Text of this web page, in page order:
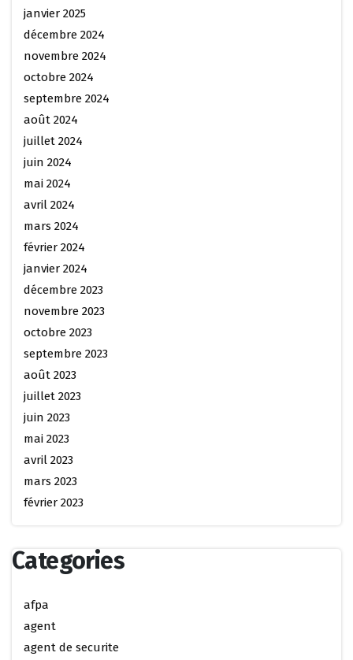
janvier 2025
décembre 2024
novembre 2024
octobre 2024
septembre 2024
août 2024
juillet 2024
juin 2024
mai 2024
avril 2024
mars 2024
février 2024
janvier 2024
décembre 2023
novembre 2023
octobre 2023
septembre 2023
août 2023
juillet 2023
juin 2023
mai 2023
avril 2023
mars 2023
février 2023
Categories
afpa
agent
agent de securite